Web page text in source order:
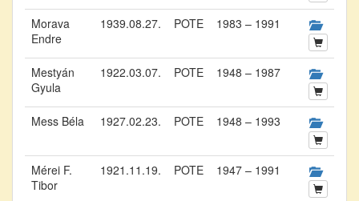
Morava
Endre
1939.08.27. POTE 1983 – 1991
Mestyán
Gyula
1922.03.07. POTE 1948 – 1987
Mess Béla 1927.02.23. POTE 1948 – 1993
Mérei F.
Tibor
1921.11.19. POTE 1947 – 1991